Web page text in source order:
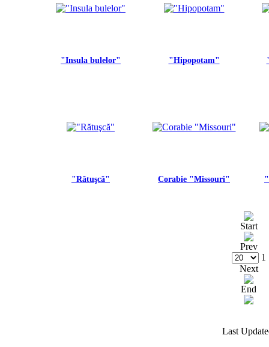
"Insula bulelor" "Hipopotam"
"Rătuşcă" Corabie "Missouri"
Start
Prev
1
Next
End
Last